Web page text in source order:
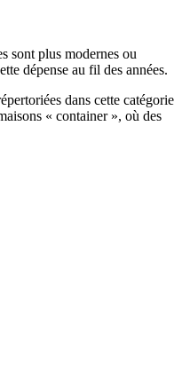
sont plus modernes ou
dépense au fil des années.
dans cette catégorie
« container », où des